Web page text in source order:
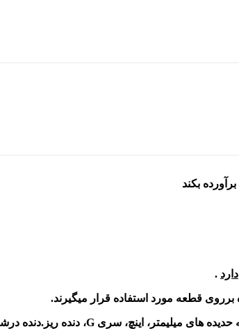
دارد .
برروی قطعه مورد استفاده قرار میگیرند.